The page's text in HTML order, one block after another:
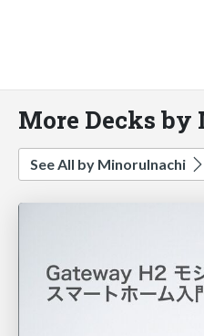
More Decks
See All by MinoruInachi